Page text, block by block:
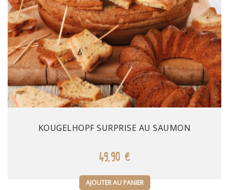
KOUGELHOPF SURPRISE AU SAUMON
49,90 €
AJOUTER AU PANIER